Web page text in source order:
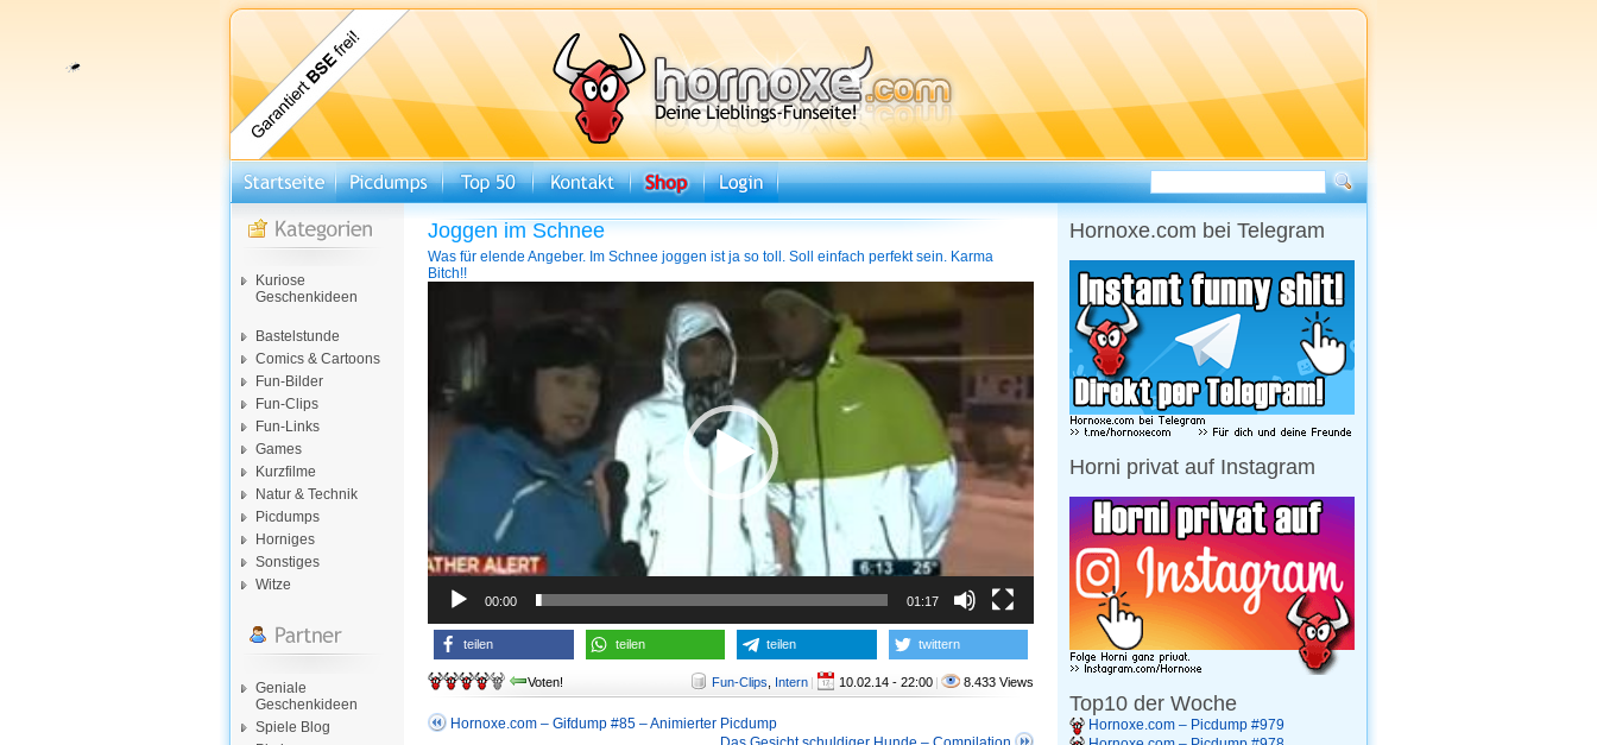
Kuriose
Geschenkideen
Bastelstunde
Comics & Cartoons
Fun-Bilder
Fun-Clips
Fun-Links
Games
Kurzfilme
Natur & Technik
Picdumps
Horniges
Sonstiges
Witze
Geniale
Geschenkideen
Spiele Blog
Joggen im Schnee
Was für elende Angeber. Im Schnee joggen ist ja so toll. Soll einfach perfekt sein. Karma
Bitch!!
00:00 01:17
teilen teilen teilen twittern
Voten! Fun-Clips Intern | 10.02.14 - 22:00 | 8.433 Views
Hornoxe.com – Gifdump #85 – Animierter Picdump
Hornoxe.com bei Telegram
Horni privat auf Instagram
Top10 der Woche
Hornoxe.com – Picdump #979